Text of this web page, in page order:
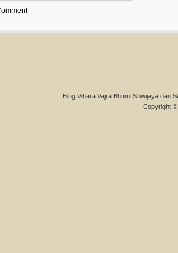
Blog Vihara Vajra Bhumi Sriwijaya dan
Copyright ©